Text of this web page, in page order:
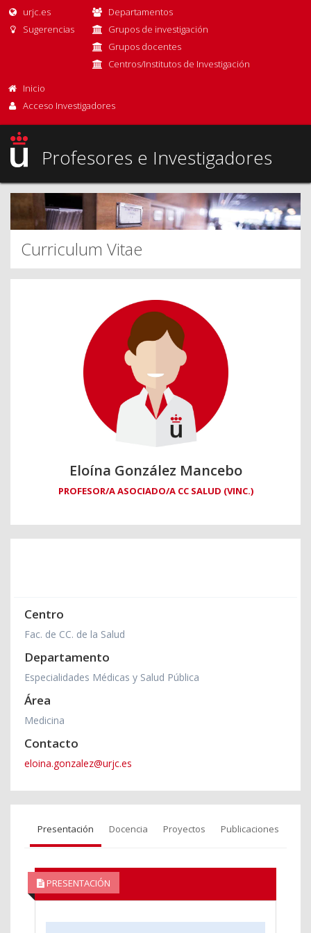
urjc.es
Sugerencias
Departamentos
Grupos de investigación
Grupos docentes
Centros/Institutos de Investigación
Inicio
Acceso Investigadores
Profesores e Investigadores
Curriculum Vitae
Eloína González Mancebo
PROFESOR/A ASOCIADO/A CC SALUD (VINC.)
Centro
Fac. de CC. de la Salud
Departamento
Especialidades Médicas y Salud Pública
Área
Medicina
Contacto
eloina.gonzalez@urjc.es
Presentación Docencia Proyectos Publicaciones
PRESENTACIÓN